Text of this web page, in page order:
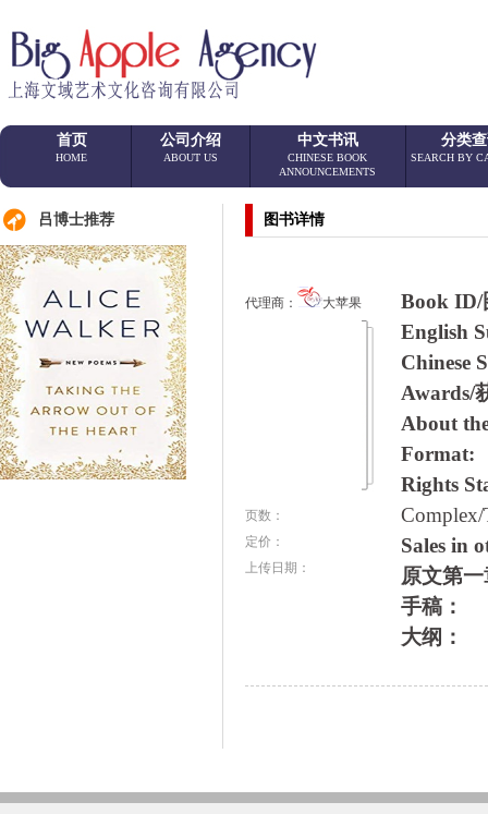
首页
HOME
公司介绍
ABOUT US
中文书讯
CHINESE BOOK
ANNOUNCEMENTS
分类
SEARCH BY
吕博士推荐 图书详情
代理商： 大苹果
页数：
定价：
上传日期：
Book ID/
English
Chinese
Awards/
About
Format:
Rights
Sales in
原文第
手稿：
大纲：